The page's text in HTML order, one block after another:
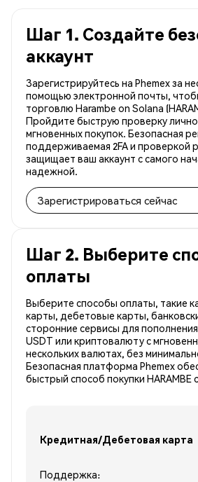
Шаг 1. Создайте
аккаунт
Зарегистрируйтесь на Phemex за
помощью электронной почты,
торговлю Harambe on Solana
Пройдите быструю проверку
мгновенных покупок. Безопасная
поддерживаемая 2FA и проверкой
защищает ваш аккаунт с самого
надежной.
Зарегистрироваться сейчас
Шаг 2. Выберите
оплаты
Выберите способы оплаты, такие
карты, дебетовые карты,
сторонние сервисы для
USDT или криптовалюту с
нескольких валютах, без
Безопасная платформа Phemex
быстрый способ покупки HARAMBE
Кредитная/Дебетовая карта
Поддержка: